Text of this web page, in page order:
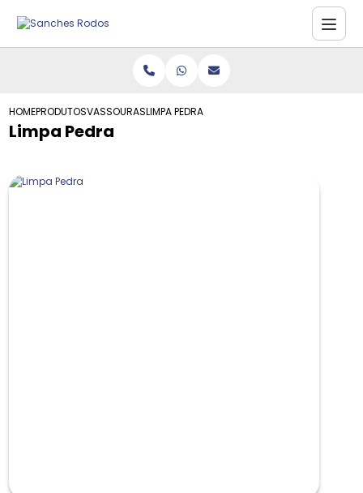
HOMEPRODUTOSVASSOURASLIMPA PEDRA
Limpa Pedra